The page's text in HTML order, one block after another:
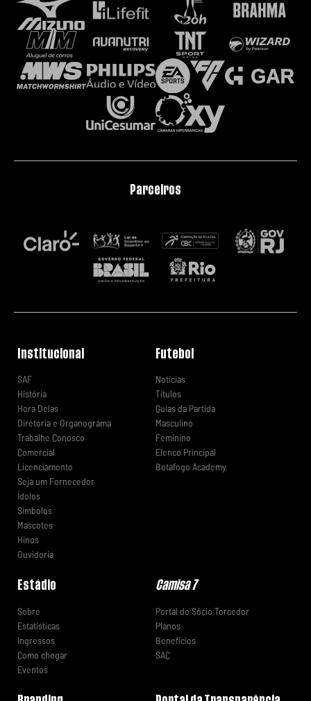
Parceiros
Institucional
SAF
História
Hora Delas
Diretoria e Organograma
Trabalhe Conosco
Comercial
Licenciamento
Seja um Fornecedor
Ídolos
Símbolos
Mascotes
Hinos
Ouvidoria
Futebol
Notícias
Títulos
Guias da Partida
Masculino
Feminino
Elenco Principal
Botafogo Academy
Estádio
Sobre
Estatísticas
Ingressos
Como chegar
Eventos
Camisa 7
Portal do Sócio Torcedor
Planos
Benefícios
SAC